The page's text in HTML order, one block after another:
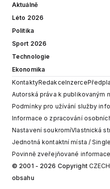
Aktuálně
Léto 2026
Politika
Sport 2026
Technologie
Ekonomika
KontaktyRedakceInzerce
Autorská práva k publikovaným
Podmínky pro užívání služby
Informace o zpracování
Nastavení soukromíVlastnická
Jednotná kontaktní místa /
Povinně zveřejňované informace
© 2001 - 2026 Copyright
obsahu